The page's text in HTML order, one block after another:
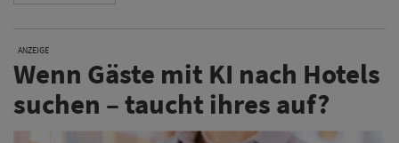
ANZEIGE
Wenn Gäste mit KI nach Hotels
suchen – taucht ihres auf?